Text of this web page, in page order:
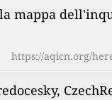
mappa
https://aqicn.org/